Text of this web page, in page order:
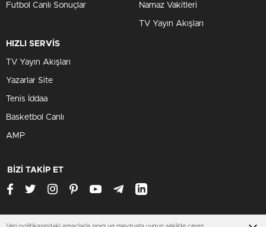
Futbol Canlı Sonuçlar Namaz Vakitleri
TV Yayın Akışları
HIZLI SERVİS
TV Yayın Akışları
Yazarlar Site
Tenis İddaa
Basketbol Canlı
AMP
BİZİ TAKİP ET